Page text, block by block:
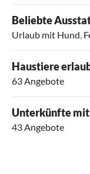
Beliebte
Urlaub mit Hund
Haustiere
63 Angebote
Unterkünfte mit
43 Angebote